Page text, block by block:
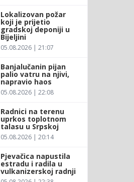
Lokalizovan požar
koji je prijetio
gradskoj deponiji u
Bijeljini
05.08.2026 | 21:07
Banjalučanin pijan
palio vatru na njivi,
napravio haos
05.08.2026 | 22:08
Radnici na terenu
uprkos toplotnom
talasu u Srpskoj
05.08.2026 | 20:14
Pjevačica napustila
estradu i radila u
vulkanizerskoj radnji